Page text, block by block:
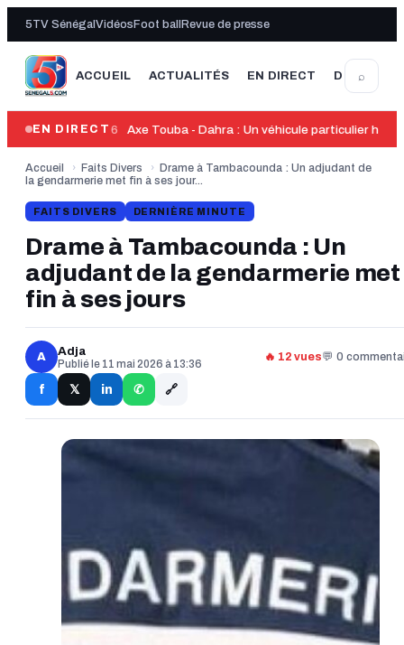
5TV Sénégal Vidéos Foot ball Revue de presse
ACCUEIL ACTUALITÉS EN DIRECT DERNIÈRE
⌕
EN DIRECT
13:46 Axe Touba - Dahra : Un véhicule particulier
Accueil › Faits Divers › Drame à Tambacounda : Un adjudant de
la gendarmerie met fin à ses jour...
FAITS DIVERS DERNIÈRE MINUTE
Drame à Tambacounda : Un
adjudant de la gendarmerie met
fin à ses jours
A Adja
Publié le 11 mai 2026 à 13:36
🔥 12 vues💬 0
f 𝕏 in ✆ 🔗